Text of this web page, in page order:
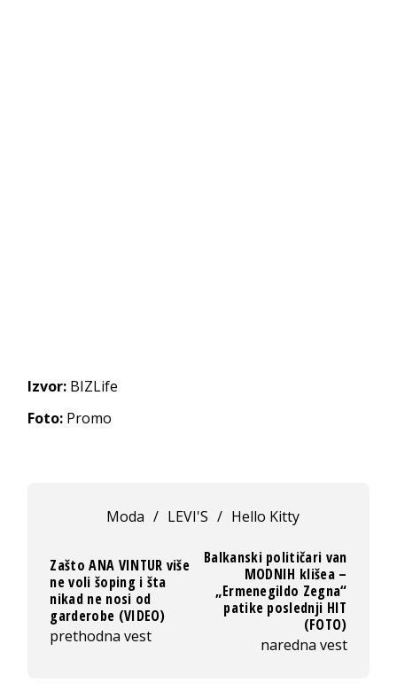
Izvor: BIZLife
Foto: Promo
Moda / LEVI'S / Hello Kitty
Zašto ANA VINTUR više
ne voli šoping i šta
nikad ne nosi od
garderobe (VIDEO)
prethodna vest
Balkanski političari van
MODNIH klišea –
„Ermenegildo Zegna“
patike poslednji HIT
(FOTO)
naredna vest